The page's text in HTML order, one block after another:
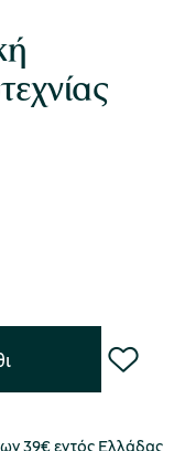
39€ εντός Ελλάδας